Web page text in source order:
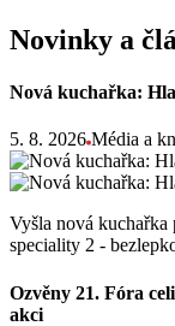
Novinky a
Nová kuchařka:
5. 8. 2026 Média a
Vyšla nová
speciality 2 -
Ozvěny 21. Fóra
akci